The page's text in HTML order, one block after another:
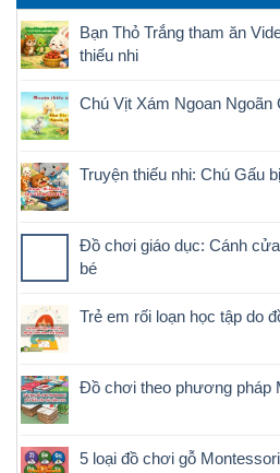
Bạn Thỏ Trắng tham ăn
thiếu nhi
Chú Vịt Xám Ngoan Ngoãn
Truyện thiếu nhi: Chú Gấu
Đồ chơi giáo dục: Cánh
bé
Trẻ em rối loạn học tập do
Đồ chơi theo phương pháp
5 loại đồ chơi gỗ